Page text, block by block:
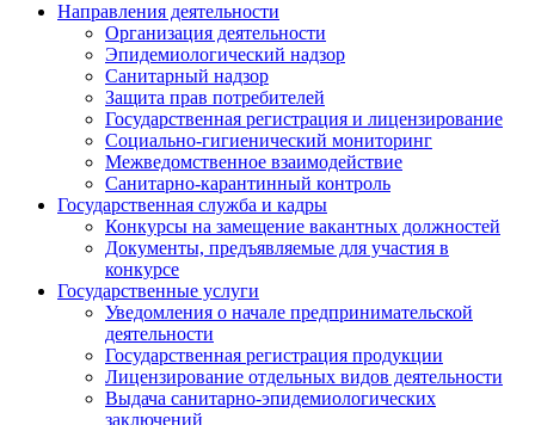
Направления деятельности
Организация деятельности
Эпидемиологический надзор
Санитарный надзор
Защита прав потребителей
Государственная регистрация и лицензирование
Социально-гигиенический мониторинг
Межведомственное взаимодействие
Санитарно-карантинный контроль
Государственная служба и кадры
Конкурсы на замещение вакантных должностей
Документы, предъявляемые для участия в
конкурсе
Государственные услуги
Уведомления о начале предпринимательской
деятельности
Государственная регистрация продукции
Лицензирование отдельных видов деятельности
Выдача санитарно-эпидемиологических
заключений